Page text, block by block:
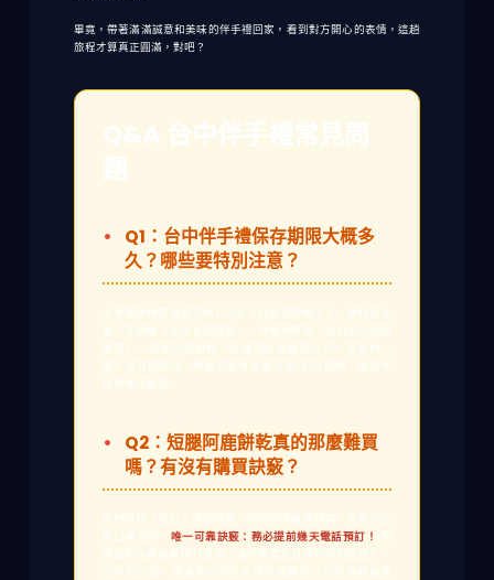
畢竟，帶著滿滿誠意和美味的伴手禮回家，看到對方開心的表情，這趟
旅程才算真正圓滿，對吧？
Q&A 台中伴手禮常見問
題
Q1：台中伴手禮保存期限大概多
久？哪些要特別注意？
大多糕餅類常溫保存約7-14天（詳見包裝標示）。要特別注
Q2：短腿阿鹿餅乾真的那麼難買
嗎？有沒有購買訣竅？
熱門時段（假日、連續假期）現場排隊難度極高，且各分店
有口味限制。唯一可靠訣竅：務必提前幾天電話預訂！
網或粉絲頁會有預訂資訊（通常需指定日期和時段取貨）。
沒預約的話，建議開門前就去排隊碰運氣（但仍有額滿風